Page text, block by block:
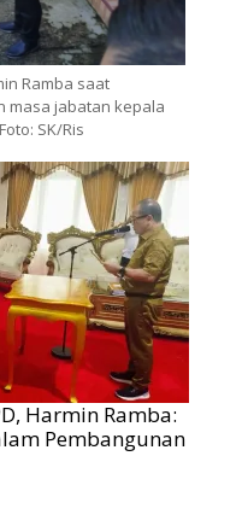
Ramba saat
masa jabatan kepala
SK/Ris
Harmin Ramba:
Pembangunan